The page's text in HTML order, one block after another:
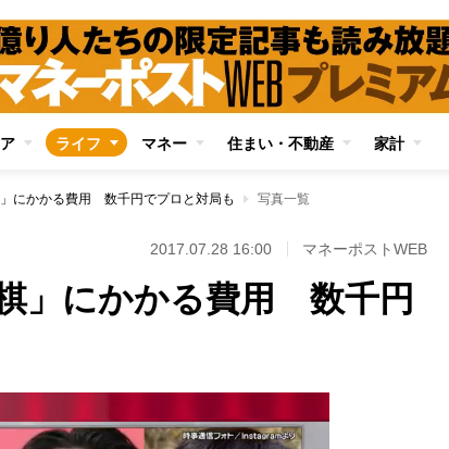
ライフ マネー 住まい・不動産 家計
にかかる費用 数千円でプロと対局も 写真一覧
2017.07.28 16:00 マネーポストWEB
」にかかる費用 数千円